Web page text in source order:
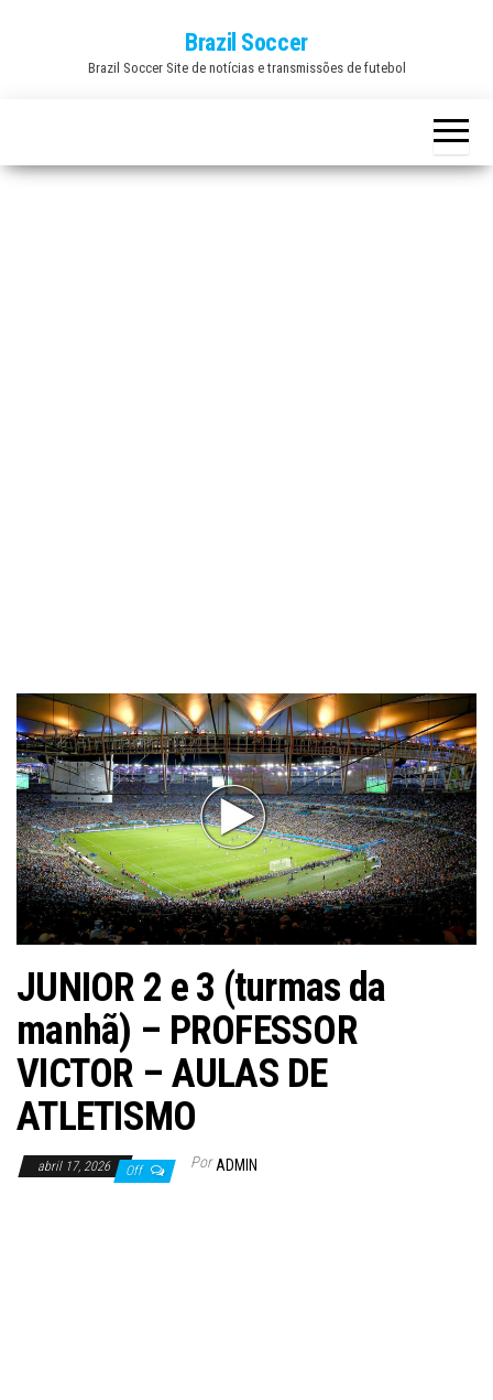
Brazil Soccer
Brazil Soccer Site de notícias e transmissões de futebol
JUNIOR 2 e 3 (turmas da
manhã) – PROFESSOR
VICTOR – AULAS DE
ATLETISMO
abril 17, 2026 Off Por ADMIN